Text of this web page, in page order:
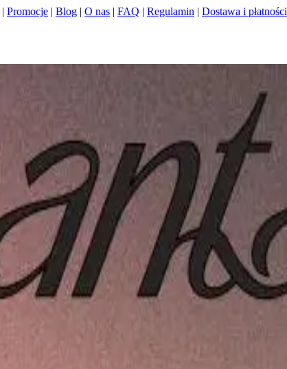
| Promocje | Blog | O nas | FAQ | Regulamin | Dostawa i płatności